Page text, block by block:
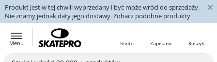
Produkt jest w tej chwili wyprzedany i być może wróci do sprzedaży.
Nie znamy jednak daty jego dostawy.Zobacz podobne produkty
×
Menu Koszyk
Zapisano
Konto